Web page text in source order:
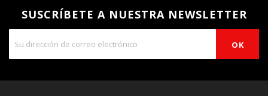
SUSCRÍBETE A NUESTRA NEWSLETTER